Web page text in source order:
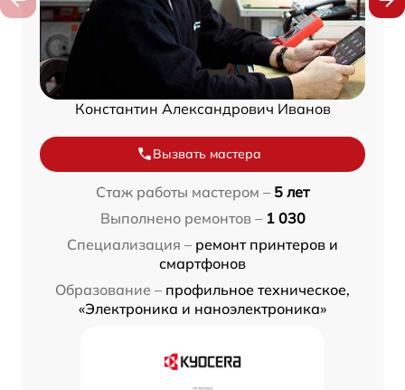
Константин Александрович Иванов
Вызвать мастера
Стаж работы мастером – 5 лет
Выполнено ремонтов – 1 030
Специализация – ремонт принтеров и
смартфонов
Образование – профильное техническое,
«Электроника и наноэлектроника»